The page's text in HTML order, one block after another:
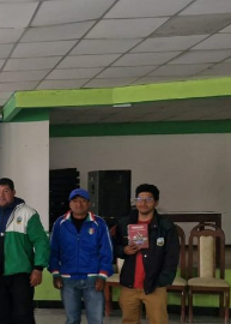
8 julio, 2026
Más de 30
generan
lograr
sostenible y
Perú